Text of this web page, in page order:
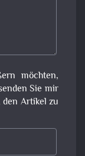
möchten,
Sie mir
Artikel zu